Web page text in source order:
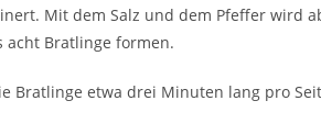
Mit dem Salz und dem Pfeffer wird
acht Bratlinge formen.
Bratlinge etwa drei Minuten lang pro